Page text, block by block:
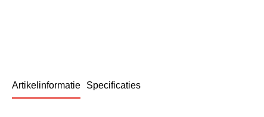
Artikelinformatie Specificaties